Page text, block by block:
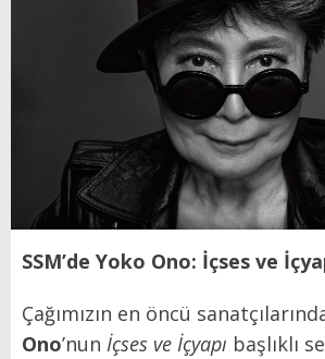
SSM’de Yoko Ono: İçses ve
Çağımızın en öncü
Ono’nun İçses ve İçyapı başlıklı